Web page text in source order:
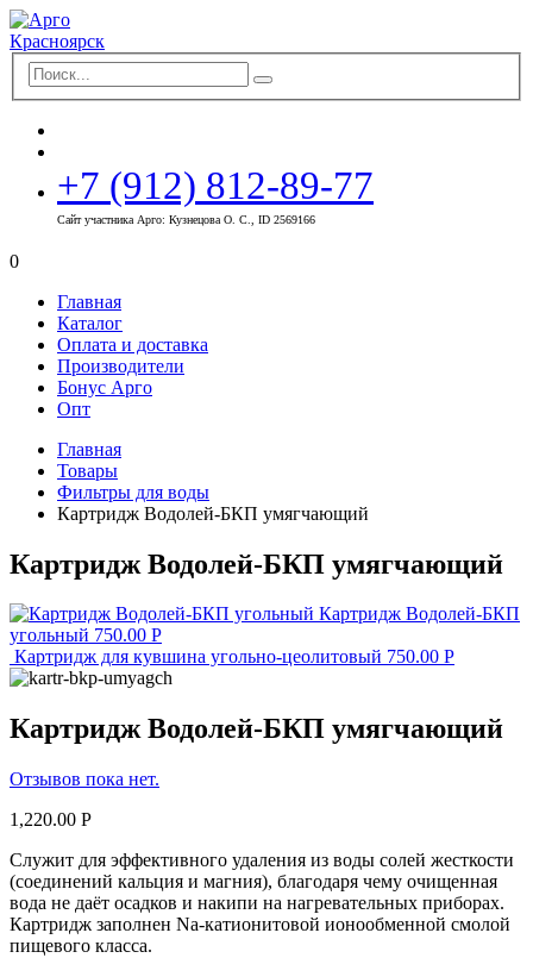
+7 (912) 812-89-77
Сайт участника Арго: Кузнецова О. С., ID 2569166
0
Главная
Каталог
Оплата и доставка
Производители
Бонус Арго
Опт
Главная
Товары
Фильтры для воды
Картридж Водолей-БКП умягчающий
Картридж Водолей-БКП умягчающий
Картридж Водолей-БКП
угольный 750.00 Р
Картридж для кувшина угольно-цеолитовый 750.00 Р
Картридж Водолей-БКП умягчающий
Отзывов пока нет.
1,220.00 Р
Служит для эффективного удаления из воды солей жесткости
(соединений кальция и магния), благодаря чему очищенная
вода не даёт осадков и накипи на нагревательных приборах.
Картридж заполнен Na-катионитовой ионообменной смолой
пищевого класса.